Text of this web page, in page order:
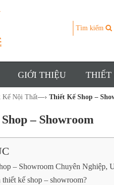
Tìm kiếm
GIỚI THIỆU THIẾT
Kế Nội Thất—› Thiết Kế Shop –
– Showroom
– Showroom Chuyên Nghiệp,
thiết kế shop – showroom?